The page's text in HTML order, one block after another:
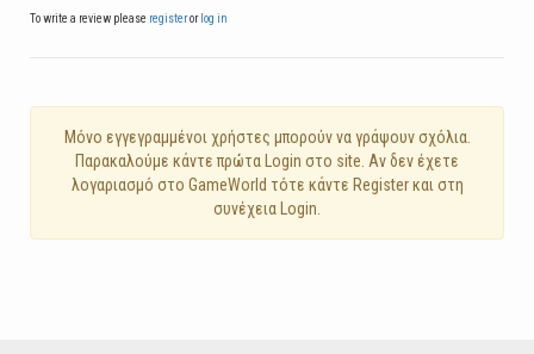
To write a review please registeror log in
Mόνο εγγεγραμμένοι χρήστες μπορούν να γράψουν σχόλια.
Παρακαλούμε κάντε πρώτα Login στο site. Αν δεν έχετε
λογαριασμό στο GameWorld τότε κάντε Register και στη
συνέχεια Login.